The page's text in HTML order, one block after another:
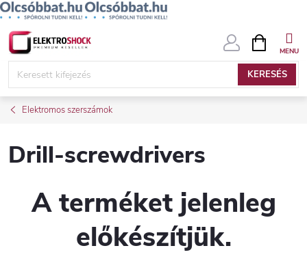
Ugrás
KERESÉS
KOSÁR
Elektromos szerszámok
Drill-screwdrivers
A terméket jelenleg
előkészítjük.